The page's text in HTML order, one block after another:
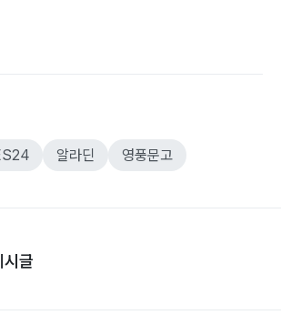
알라딘 영풍문고
시글